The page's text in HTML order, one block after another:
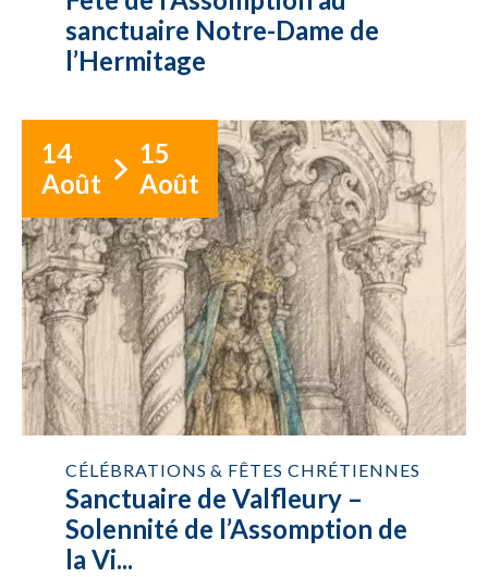
sanctuaire Notre-Dame de
l’Hermitage
14
Août
15
Août
CÉLÉBRATIONS & FÊTES CHRÉTIENNES
Sanctuaire de Valfleury –
Solennité de l’Assomption de
la Vi...